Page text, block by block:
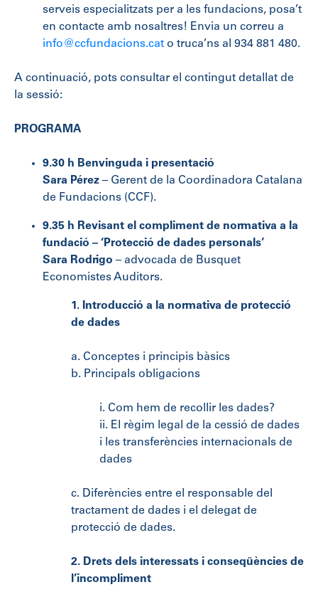
serveis especialitzats per a les fundacions, posa’t
en contacte amb nosaltres! Envia un correu a
info@ccfundacions.cat o truca’ns al 934 881 480.
A continuació, pots consultar el contingut detallat de
la sessió:
PROGRAMA
9.30 h Benvinguda i presentació
Sara Pérez – Gerent de la Coordinadora Catalana
de Fundacions (CCF).
9.35 h Revisant el compliment de normativa a la
fundació – ‘Protecció de dades personals’
Sara Rodrigo – advocada de Busquet
Economistes Auditors.
1. Introducció a la normativa de protecció
de dades
a. Conceptes i principis bàsics
b. Principals obligacions
i. Com hem de recollir les dades?
ii. El règim legal de la cessió de dades
i les transferències internacionals de
dades
c. Diferències entre el responsable del
tractament de dades i el delegat de
protecció de dades.
2. Drets dels interessats i conseqüències de
l’incompliment